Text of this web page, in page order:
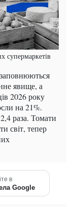
супермаркетів
явище, а
2026 року
на 21%.
раза. Томати
світ, тепер
в
Google